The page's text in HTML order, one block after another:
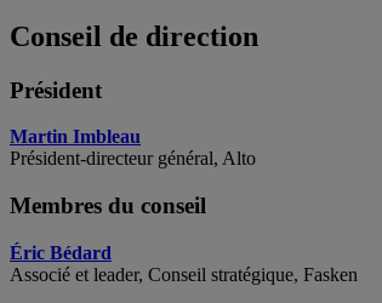
Conseil de direction
Président
Martin Imbleau
Président-directeur général, Alto
Membres du conseil
Éric Bédard
Associé et leader, Conseil stratégique, Fasken